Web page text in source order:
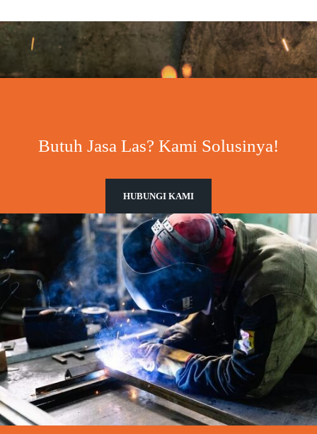
Butuh Jasa Las? Kami Solusinya!
HUBUNGI KAMI